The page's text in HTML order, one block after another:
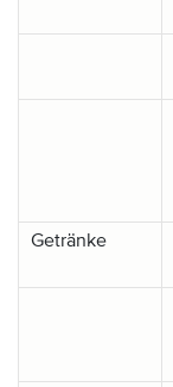
Getränke